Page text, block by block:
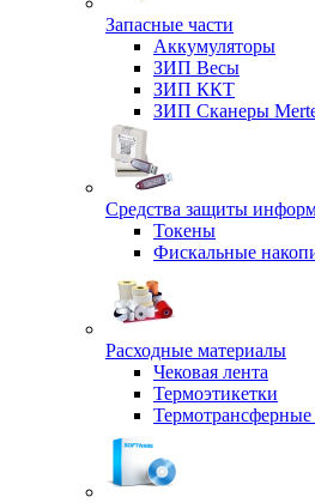
Запасные части
Аккумуляторы
ЗИП Весы
ЗИП ККТ
ЗИП Сканеры
Средства защиты
Токены
Фискальные
Расходные материалы
Чековая лента
Термоэтикетки
Термотрансферные